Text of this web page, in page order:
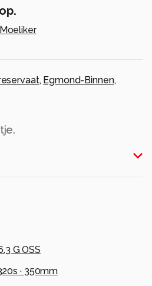
, Egmond-Binnen,
G OSS
· 350mm